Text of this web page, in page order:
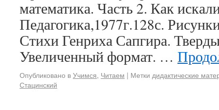
математика. Часть 2. Как
Педагогика,1977г.128с.
Стихи Генриха Сапгира.
Увеличенный формат. …
Опубликовано вУчимся, Читаем | Метки дидактические
Стацинский